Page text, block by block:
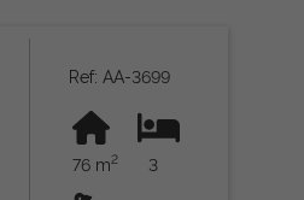
Ref: AA-3699
76 m2 3